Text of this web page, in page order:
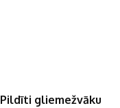
Pildīti gliemežvāku